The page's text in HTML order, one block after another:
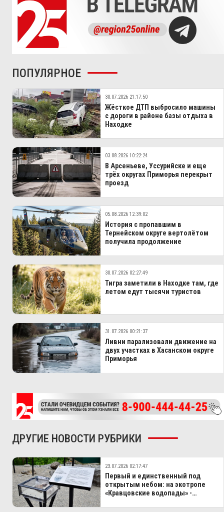
ПОПУЛЯРНОЕ
30.07.2026 21:17:50
Жёсткое ДТП выбросило машины
с дороги в районе базы отдыха в
Находке
03.08.2026 10:22:24
В Арсеньеве, Уссурийске и еще
трёх округах Приморья перекрыт
проезд
05.08.2026 12:39:02
История с пропавшим в
Тернейском округе вертолётом
получила продолжение
30.07.2026 02:27:49
Тигра заметили в Находке там, где
летом едут тысячи туристов
31.07.2026 00:21:37
Ливни парализовали движение на
двух участках в Хасанском округе
Приморья
ДРУГИЕ НОВОСТИ РУБРИКИ
23.07.2026 02:17:47
Первый и единственный под
открытым небом: на экотропе
«Кравцовские водопады» -